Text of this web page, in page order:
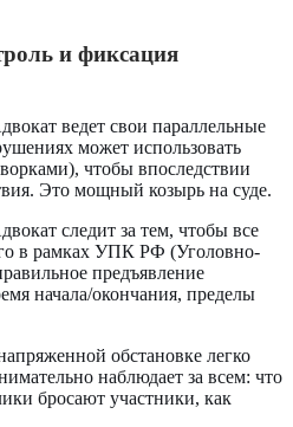
и фиксация
ведет свои параллельные
может использовать
чтобы впоследствии
Это мощный козырь на суде.
следит за тем, чтобы все
в рамках УПК РФ (Уголовно-
предъявление
начала/окончания, пределы
обстановке легко
наблюдает за всем: что
бросают участники, как